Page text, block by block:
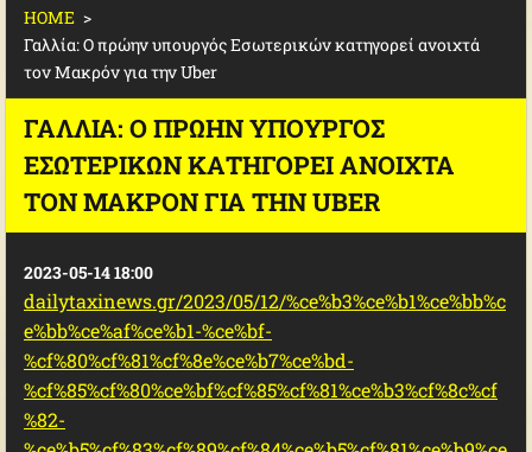
HOME >
Γαλλία: Ο πρώην υπουργός Εσωτερικών κατηγορεί ανοιχτά
τον Μακρόν για την Uber
ΓΑΛΛΊΑ: Ο ΠΡΏΗΝ ΥΠΟΥΡΓΌΣ
ΕΣΩΤΕΡΙΚΏΝ ΚΑΤΗΓΟΡΕΊ ΑΝΟΙΧΤΆ
ΤΟΝ ΜΑΚΡΌΝ ΓΙΑ ΤΗΝ UBER
2023-05-14 18:00
dailytaxinews.gr/2023/05/12/%ce%b3%ce%b1%ce%bb%c
e%bb%ce%af%ce%b1-%ce%bf-
%cf%80%cf%81%cf%8e%ce%b7%ce%bd-
%cf%85%cf%80%ce%bf%cf%85%cf%81%ce%b3%cf%8c%cf
%82-